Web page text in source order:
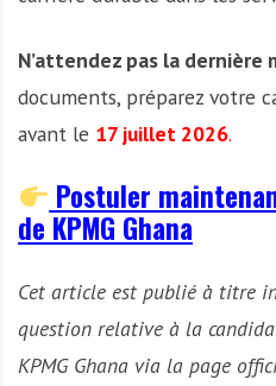
N’attendez pas la dernière
documents, préparez votre
avant le 17 juillet 2026.
Postuler
de KPMG Ghana
Cet article est publié à titre
question relative à la
KPMG Ghana via la page